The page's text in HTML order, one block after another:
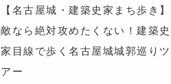
【名古屋城・建築史家まち歩き】
敵なら絶対攻めたくない！建築史
家目線で歩く名古屋城城郭巡りツ
アー